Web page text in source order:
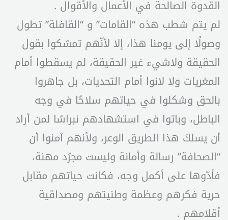
القدوة الصالحة في الأعمال والأقوال .
لم يتم شطب هذه “القامات” و “القافلة” تطول
وصولًا إلى يومنا هذا، إلا لأنّهم تمسّكوا بقول
الحقيقة ولاشيء غير الحقيقة، لم يسقطوا أمام
المغريات ولا لانوا أمام التحديات، بل جاهروا
بالحق وشكلوا في حياتهم سلاحًا في وجه
الباطل، وباتوا في استشهادهم نبراسًا لمن أراد
أن يسلكَ هذا الطريق الوعر، ولأنهم آمنوا أن
“الصحافة” رسالة وأمانة وليست مجرّد مهنة،
فأدّوها على أكمل وجه، فكانت حياتهم مقابل
حرية فكرهم وعظمة وطنيتهم ومصداقية
أقلامهم .